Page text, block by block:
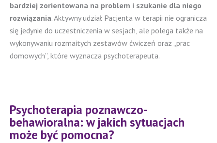
bardziej zorientowana na problem i szukanie dla niego
rozwiązania. Aktywny udział Pacjenta w terapii nie ogranicza
się jedynie do uczestniczenia w sesjach, ale polega także na
wykonywaniu rozmaitych zestawów ćwiczeń oraz „prac
domowych”, które wyznacza psychoterapeuta.
Psychoterapia poznawczo-
behawioralna: w jakich sytuacjach
może być pomocna?